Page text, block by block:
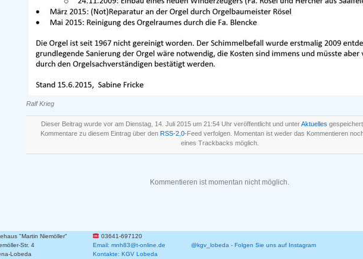
Ralf Krieg
Dieser Beitrag wurde vor am Dienstag, 14. Juli 2015 um 21:54 Uhr veröffentlicht und unterAktuelles
Kommentare zu diesem Eintrag über den RSS-2.0-Feed verfolgen. Momentan ist weder das Kommentieren
eines Trackbacks möglich.
Kommentieren ist momentan nicht möglich.
"Martin Niemöller"
03641-697120
Str. 4
Email: mnh83@t-online.de
@kgv_lobeda - Folgen Sie uns auf Instagram
Lobeda
Kontakte: KGV Lobeda